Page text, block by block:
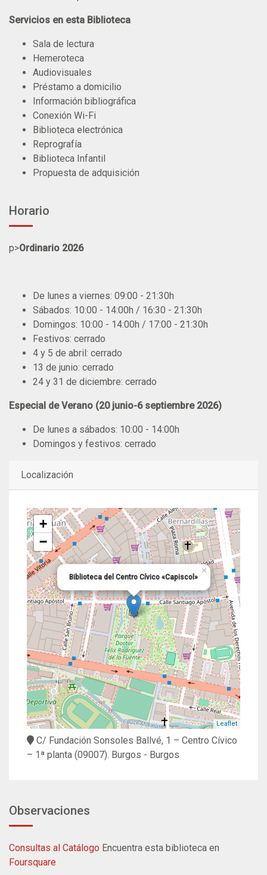
Servicios en esta Biblioteca
Sala de lectura
Hemeroteca
Audiovisuales
Préstamo a domicilio
Información bibliográfica
Conexión Wi-Fi
Biblioteca electrónica
Reprografía
Biblioteca Infantil
Propuesta de adquisición
Horario
p>Ordinario 2026
De lunes a viernes: 09:00 - 21:30h
Sábados: 10:00 - 14:00h / 16:30 - 21:30h
Domingos: 10:00 - 14:00h / 17:00 - 21:30h
Festivos: cerrado
4 y 5 de abril: cerrado
13 de junio: cerrado
24 y 31 de diciembre: cerrado
Especial de Verano (20 junio-6 septiembre 2026)
De lunes a sábados: 10:00 - 14:00h
Domingos y festivos: cerrado
Localización
Biblioteca del Centro Cívico «Capiscol»
×
+
−
Leaflet
C/ Fundación Sonsoles Ballvé, 1 – Centro Cívico
– 1ª planta (09007). Burgos - Burgos
Observaciones
Consultas al Catálogo Encuentra esta biblioteca en
Foursquare